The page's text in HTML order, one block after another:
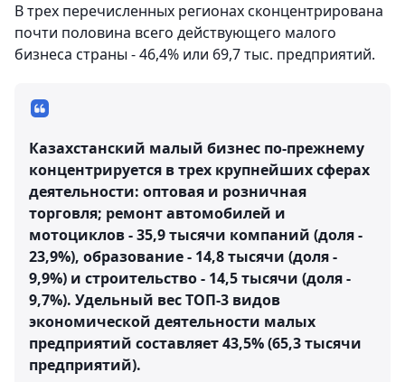
В трех перечисленных регионах сконцентрирована
почти половина всего действующего малого
бизнеса страны - 46,4% или 69,7 тыс. предприятий.
Казахстанский малый бизнес по-прежнему
концентрируется в трех крупнейших сферах
деятельности: оптовая и розничная
торговля; ремонт автомобилей и
мотоциклов - 35,9 тысячи компаний (доля -
23,9%), образование - 14,8 тысячи (доля -
9,9%) и строительство - 14,5 тысячи (доля -
9,7%). Удельный вес ТОП-3 видов
экономической деятельности малых
предприятий составляет 43,5% (65,3 тысячи
предприятий).